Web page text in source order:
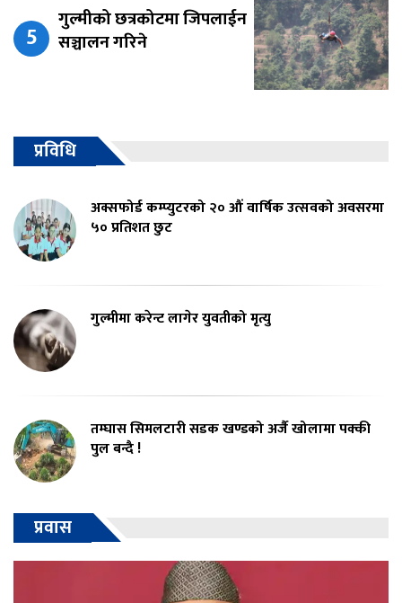
गुल्मीको छत्रकोटमा जिपलाईन
सञ्चालन गरिने
प्रविधि
अक्सफोर्ड कम्प्युटरको २० औं वार्षिक उत्सवको अवसरमा
५० प्रतिशत छुट
गुल्मीमा करेन्ट लागेर युवतीको मृत्यु
तम्घास सिमलटारी सडक खण्डको अर्जै खोलामा पक्की
पुल बन्दै !
प्रवास